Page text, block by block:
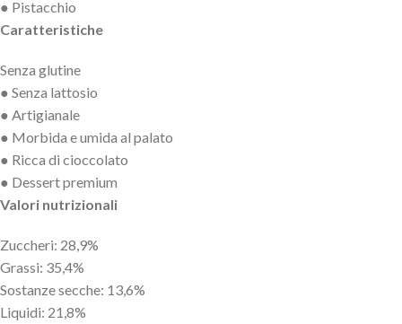
● Pistacchio
Caratteristiche
Senza glutine
● Senza lattosio
● Artigianale
● Morbida e umida al palato
● Ricca di cioccolato
● Dessert premium
Valori nutrizionali
Zuccheri: 28,9%
Grassi: 35,4%
Sostanze secche: 13,6%
Liquidi: 21,8%